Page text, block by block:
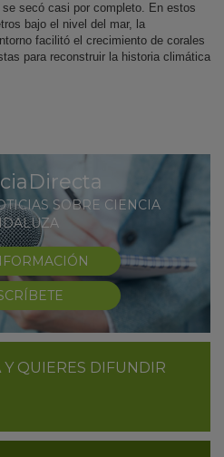
secó casi por completo. En estos
bajo el nivel del mar, la
facilitó el crecimiento de corales
para reconstruir la historia climática
SOBRE CIENCIA
Y QUIERES DIFUNDIR